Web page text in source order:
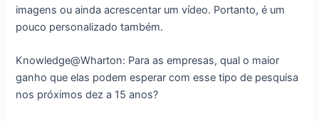
imagens ou ainda acrescentar um vídeo. Portanto, é um
pouco personalizado também.
Knowledge@Wharton: Para as empresas, qual o maior
ganho que elas podem esperar com esse tipo de pesquisa
nos próximos dez a 15 anos?